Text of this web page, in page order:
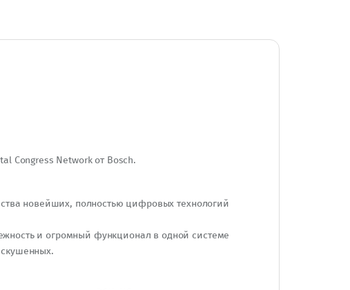
Congress Network от Bosch.
новейших, полностью цифровых технологий
и огромный функционал в одной системе